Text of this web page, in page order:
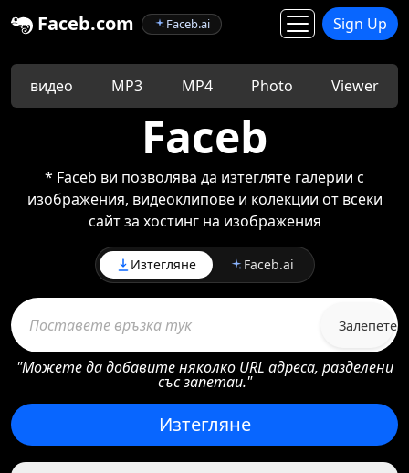
Faceb.com Faceb.ai Sign Up
видео MP3 MP4 Photo Viewer
Faceb
* Faceb ви позволява да изтегляте галерии с
изображения, видеоклипове и колекции от всеки
сайт за хостинг на изображения
Изтегляне Faceb.ai
Залепете
"Можете да добавите няколко URL адреса, разделени
със запетаи."
Изтегляне